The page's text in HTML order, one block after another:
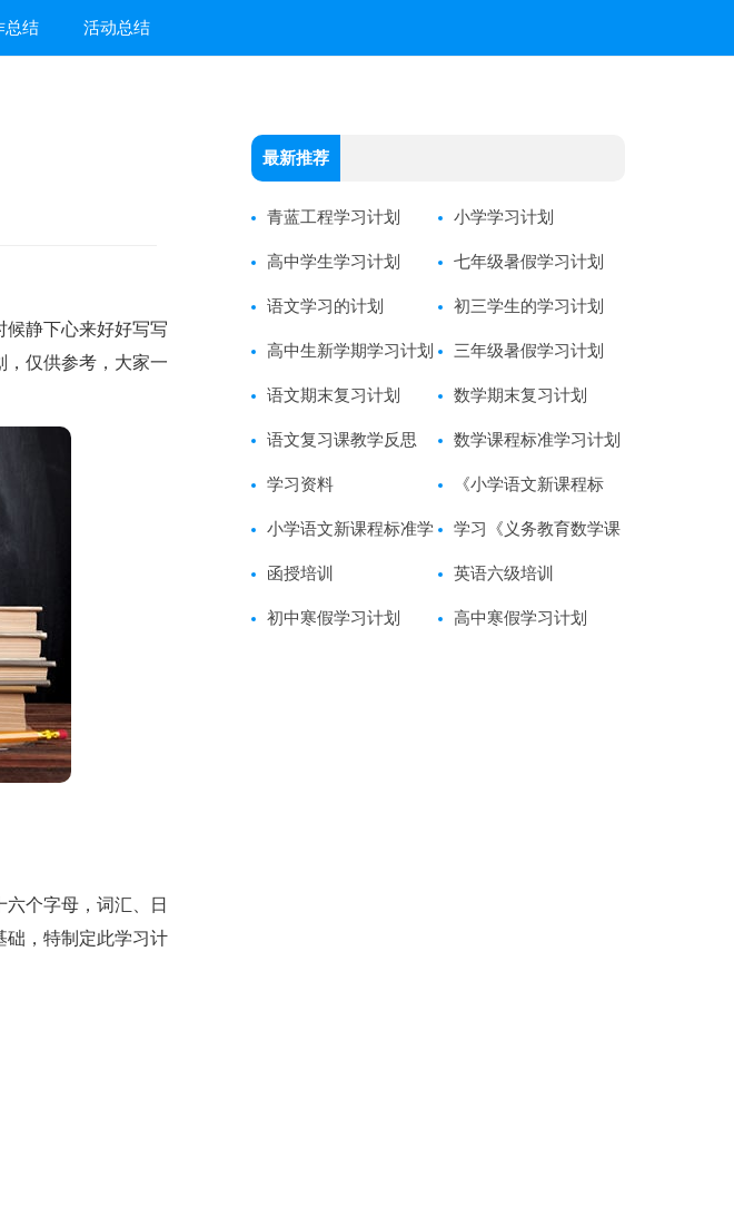
总结 活动总结
静下心来好好写写
，仅供参考，大家一
个字母，词汇、日
础，特制定此学习计
最新推荐
青蓝工程学习计划 小学学习计划
高中学生学习计划 七年级暑假学习计划
语文学习的计划 初三学生的学习计划
高中生新学期学习计划 三年级暑假学习计划
语文期末复习计划 数学期末复习计划
语文复习课教学反思 数学课程标准学习计划
学习资料 《小学语文新课程标
准》学习心得体会范文
小学语文新课程标准学
习心得体会范文
学习《义务教育数学课
程标准》心得体会范文
函授培训 英语六级培训
初中寒假学习计划 高中寒假学习计划